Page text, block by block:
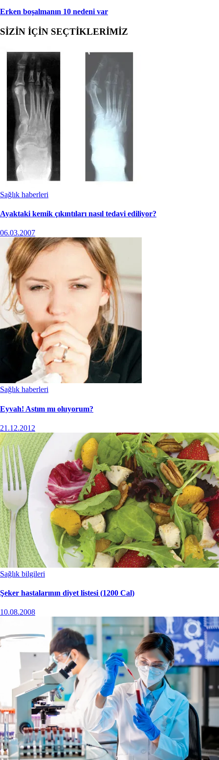
Erken boşalmanın 10 nedeni var
SİZİN İÇİN SEÇTİKLERİMİZ
Sağlık haberleri
Ayaktaki kemik çıkıntıları nasıl tedavi ediliyor?
06.03.2007
Sağlık haberleri
Eyvah! Astım mı oluyorum?
21.12.2012
Sağlık bilgileri
Şeker hastalarının diyet listesi (1200 Cal)
10.08.2008